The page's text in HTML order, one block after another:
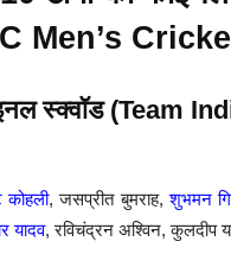
Men’s
स्क्वॉड (Team
कोहली, जसप्रीत बुमराह,शुभमन
यादव, रविचंद्रन अश्विन, कुलदीप